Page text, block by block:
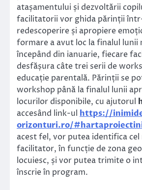
atașamentului și dezvoltării
facilitatorii vor ghida părinții
redescoperire și apropiere
formare a avut loc la finalul lunii
începând din ianuarie, fiecare
desfășura câte trei serii de
educație parentală. Părinții se
workshop până la finalul lunii
locurilor disponibile, cu ajutorul
accesând link-ul https://
orizonturi.ro/
acest fel, vor putea identifica
facilitator, în funcție de zona
locuiesc, și vor putea trimite o
înscrie în program.